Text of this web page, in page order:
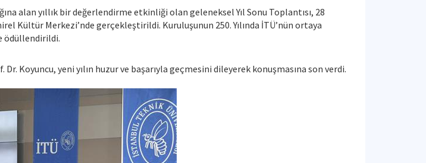
alan yıllık bir değerlendirme etkinliği olan geleneksel Yıl Sonu Toplantısı, 28
Kültür Merkezi’nde gerçekleştirildi. Kuruluşunun 250. Yılında İTÜ’nün ortaya
ödüllendirildi.
Koyuncu, yeni yılın huzur ve başarıyla geçmesini dileyerek konuşmasına son verdi.